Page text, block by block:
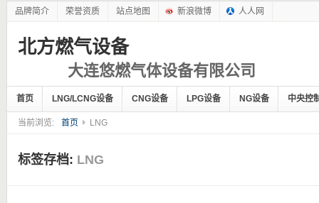
品牌简介 荣誉资质 站点地图 新浪微博 人人网
北方燃气设备
大连悠燃气体设备有限公司
首页 LNG/LCNG设备 CNG设备 LPG设备 NG设备 中央控
当前浏览: 首页 LNG
标签存档: LNG